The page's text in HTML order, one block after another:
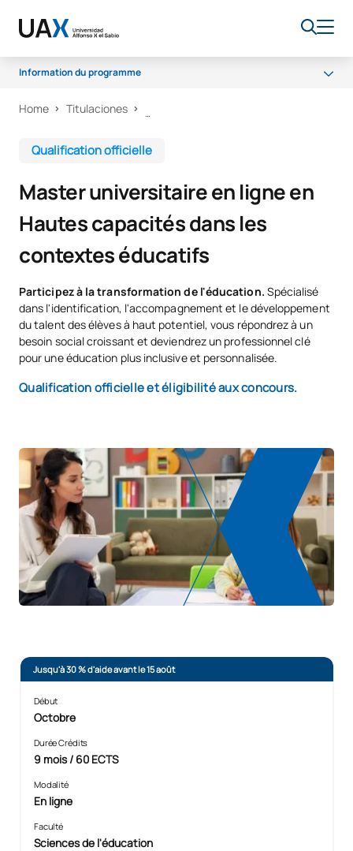
Information du programme
Qu'allez-vous apprendre ?
Débouchés professionnels
Bourses et aides financières
Home Titulaciones
Qualification officielle
Master universitaire en ligne en
Hautes capacités dans les
contextes éducatifs
Participez à la transformation de l'éducation. Spécialisé
dans l'identification, l'accompagnement et le développement
du talent des élèves à haut potentiel, vous répondrez à un
besoin social croissant et deviendrez un professionnel clé
pour une éducation plus inclusive et personnalisée.
Qualification officielle et éligibilité aux concours.
Jusqu'à 30 % d'aide avant le 15 août
Début
Octobre
Durée Crédits
9 mois / 60 ECTS
Modalité
En ligne
Faculté
Sciences de l'éducation